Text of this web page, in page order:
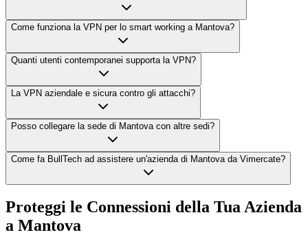
Come funziona la VPN per lo smart working a Mantova?
Quanti utenti contemporanei supporta la VPN?
La VPN aziendale e sicura contro gli attacchi?
Posso collegare la sede di Mantova con altre sedi?
Come fa BullTech ad assistere un'azienda di Mantova da Vimercate?
Proteggi le Connessioni della Tua Azienda
a Mantova